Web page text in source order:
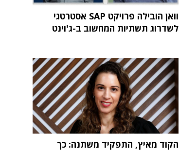
וואן הובילה פרויקט SAP אסטרטגי
לשדרוג תשתיות המחשוב ב-ג'וינט
הקוד מאיץ, התפקיד משתנה: כך